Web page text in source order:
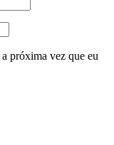
próxima vez que eu